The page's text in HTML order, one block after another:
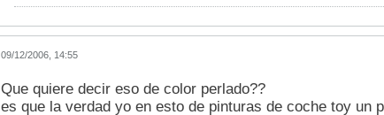
09/12/2006, 14:55
Que quiere decir eso de color perlado??
es que la verdad yo en esto de pinturas de coche toy un